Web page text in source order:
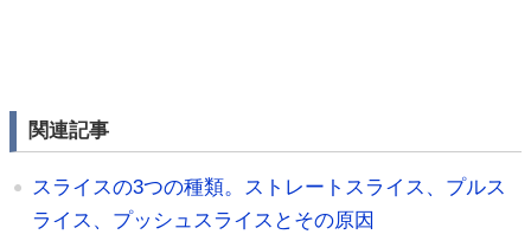
関連記事
スライスの3つの種類。ストレートスライス、プルス
ライス、プッシュスライスとその原因